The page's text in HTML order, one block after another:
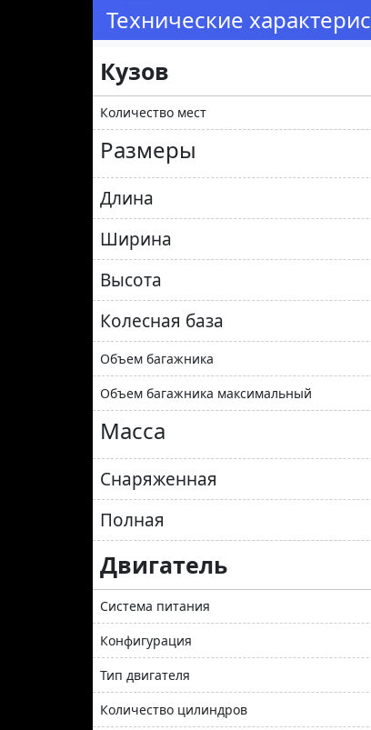
Технические
Кузов
Количество мест
Размеры
Длина
Ширина
Высота
Колесная база
Объем багажника
Объем багажника максимальный
Масса
Снаряженная
Полная
Двигатель
Система питания
Конфигурация
Тип двигателя
Количество цилиндров